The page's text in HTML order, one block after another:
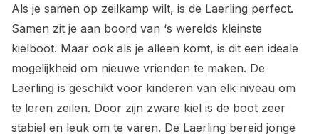
Als je samen op zeilkamp wilt, is de Laerling perfect.
Samen zit je aan boord van ‘s werelds kleinste
kielboot. Maar ook als je alleen komt, is dit een ideale
mogelijkheid om nieuwe vrienden te maken. De
Laerling is geschikt voor kinderen van elk niveau om
te leren zeilen. Door zijn zware kiel is de boot zeer
stabiel en leuk om te varen. De Laerling bereid jonge